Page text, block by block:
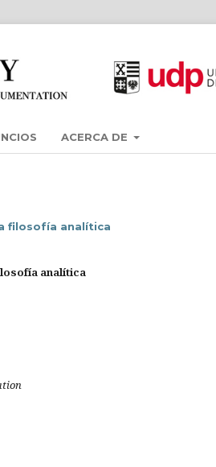
ACERCA DE
filosofía analítica
analítica